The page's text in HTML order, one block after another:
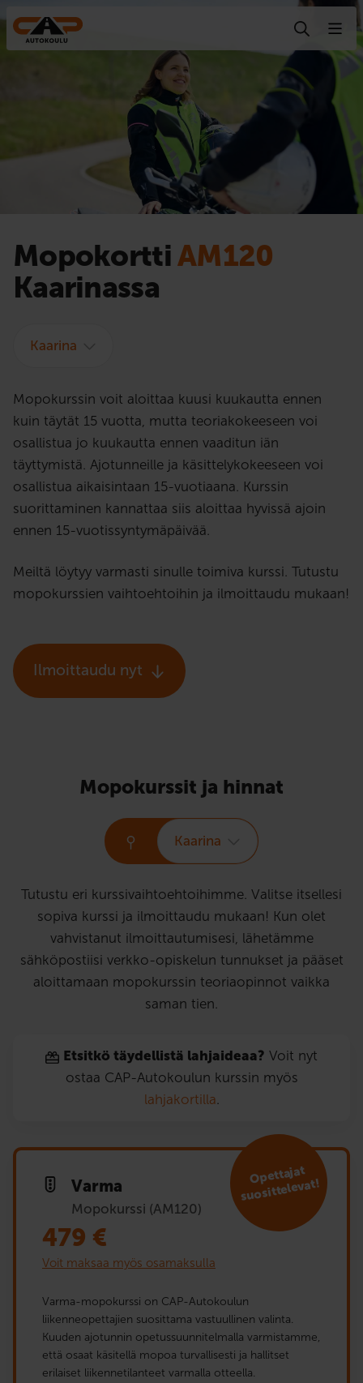
MopokorttiAM120
Kaarinassa
Kaarina
Mopokurssin voit aloittaa kuusi kuukautta ennen
kuin täytät 15 vuotta, mutta teoriakokeeseen voi
osallistua jo kuukautta ennen vaaditun iän
täyttymistä. Ajotunneille ja käsittelykokeeseen voi
osallistua aikaisintaan 15-vuotiaana. Kurssin
suorittaminen kannattaa siis aloittaa hyvissä ajoin
ennen 15-vuotissyntymäpäivää.
Meiltä löytyy varmasti sinulle toimiva kurssi. Tutustu
mopokurssien vaihtoehtoihin ja ilmoittaudu mukaan!
Ilmoittaudu nyt
Mopokurssit ja hinnat
Kaarina
Tutustu eri kurssivaihtoehtoihimme. Valitse itsellesi
sopiva kurssi ja ilmoittaudu mukaan! Kun olet
vahvistanut ilmoittautumisesi, lähetämme
sähköpostiisi verkko-opiskelun tunnukset ja pääset
aloittamaan mopokurssin teoriaopinnot vaikka
saman tien.
Etsitkö täydellistä lahjaideaa? Voit nyt
ostaa CAP-Autokoulun kurssin myös
lahjakortilla.
Varma
Mopokurssi (AM120)
Opet­tajat
suosit­televat!
479 €
Voit maksaa myös osamaksulla
Varma-mopokurssi on CAP-Autokoulun
liikenneopettajien suosittama vastuullinen valinta.
Kuuden ajotunnin opetussuunnitelmalla varmistamme,
että osaat käsitellä mopoa turvallisesti ja hallitset
erilaiset liikennetilanteet varmalla otteella.